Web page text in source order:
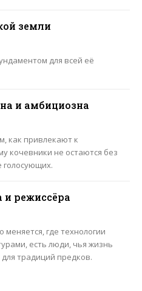
земли
для всей её
и амбициозна
как привлекают к
кочевники не остаются без
и режиссёра
где технологии
есть люди, чья жизнь
традиций предков.